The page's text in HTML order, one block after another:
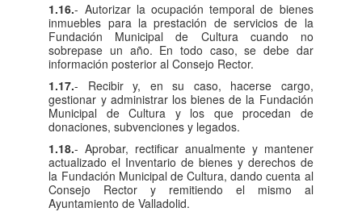
1.16.- Autorizar la ocupación temporal de bienes
inmuebles para la prestación de servicios de la
Fundación Municipal de Cultura cuando no
sobrepase un año. En todo caso, se debe dar
información posterior al Consejo Rector.
1.17.- Recibir y, en su caso, hacerse cargo,
gestionar y administrar los bienes de la Fundación
Municipal de Cultura y los que procedan de
donaciones, subvenciones y legados.
1.18.- Aprobar, rectificar anualmente y mantener
actualizado el Inventario de bienes y derechos de
la Fundación Municipal de Cultura, dando cuenta al
Consejo Rector y remitiendo el mismo al
Ayuntamiento de Valladolid.